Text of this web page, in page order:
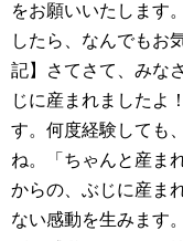
をお願いいたします
したら、なんでもお
記】さてさて、みな
じに産まれました
す。何度経験しても
ね。「ちゃんと産ま
からの、ぶじに産ま
ない感動を生みます